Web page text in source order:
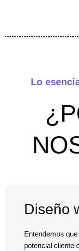
Lo
Diseño
Entendemos que
potencial cliente